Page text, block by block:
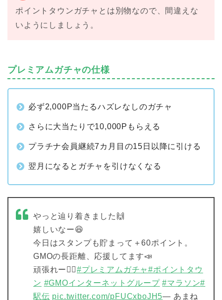
ポイントタウンガチャとは別物なので、間違えな
いようにしましょう。
プレミアムガチャの仕様
必ず2,000P当たるハズレなしのガチャ
さらに大当たりで10,000Pもらえる
プラチナ会員継続7カ月目の15日以降に引ける
翌月になるとガチャを引けなくなる
やっと辿り着きました🙌
嬉しいなー😆
今日はスタンプも貯まって＋60ポイント。
GMOの長距離、応援してます📣
頑張れー🏃‍♀️#プレミアムガチャ#ポイントタウ
ン #GMOインターネットグループ #マラソン#
駅伝 pic.twitter.com/pFUCxboJH5— あまね